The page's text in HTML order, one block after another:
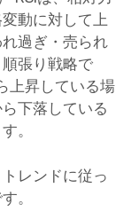
動に対して上
過ぎ・売られ
張り戦略で
上昇している場
下落している
。
レンドに従っ
。